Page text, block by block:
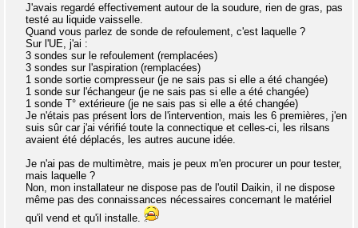
J'avais regardé effectivement autour de la soudure, rien de gras, pas
testé au liquide vaisselle.
Quand vous parlez de sonde de refoulement, c'est laquelle ?
Sur l'UE, j'ai :
3 sondes sur le refoulement (remplacées)
3 sondes sur l'aspiration (remplacées)
1 sonde sortie compresseur (je ne sais pas si elle a été changée)
1 sonde sur l'échangeur (je ne sais pas si elle a été changée)
1 sonde T° extérieure (je ne sais pas si elle a été changée)
Je n'étais pas présent lors de l'intervention, mais les 6 premières, j'en
suis sûr car j'ai vérifié toute la connectique et celles-ci, les rilsans
avaient été déplacés, les autres aucune idée.
Je n'ai pas de multimètre, mais je peux m'en procurer un pour tester,
mais laquelle ?
Non, mon installateur ne dispose pas de l'outil Daikin, il ne dispose
même pas des connaissances nécessaires concernant le matériel
qu'il vend et qu'il installe.